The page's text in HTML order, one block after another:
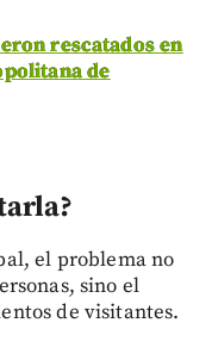
rescatados en
de
el problema no
sino el
de visitantes.